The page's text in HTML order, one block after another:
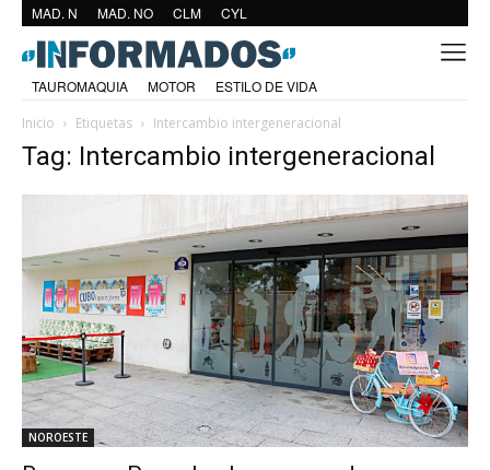
MAD. N MAD. NO CLM CYL
TAUROMAQUIA MOTOR
ESTILO DE VIDA
Inicio
Etiquetas Intercambio intergeneracional
Tag: Intercambio intergeneracional
NOROESTE